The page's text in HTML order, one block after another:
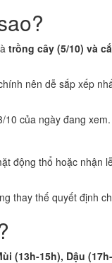
trồng cây (5/10) và
nên dễ sắp xếp
của ngày đang xem.
động thổ hoặc nhận
thay thế quyết định
(13h-15h), Dậu